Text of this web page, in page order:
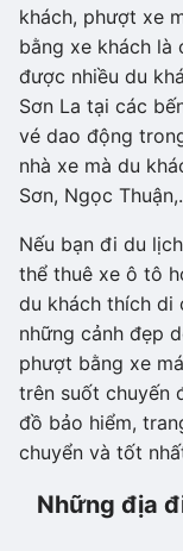
khách, phượt xe
bằng xe khách là
được nhiều du
Sơn La tại các
vé dao động
nhà xe mà du
Sơn, Ngọc
Nếu bạn đi du
thể thuê xe ô tô
du khách thích di
những cảnh đẹp
phượt bằng xe
trên suốt chuyến
đồ bảo hiểm,
chuyển và tốt
Những địa